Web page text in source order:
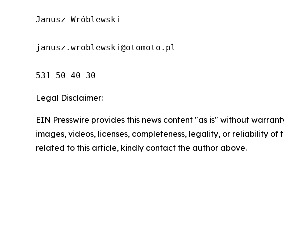
Janusz Wróblewski
janusz.wroblewski@otomoto.pl
531 50 40 30
Legal Disclaimer:
EIN Presswire provides this news content "as is" without
images, videos, licenses, completeness, legality, or reliability
related to this article, kindly contact the author above.